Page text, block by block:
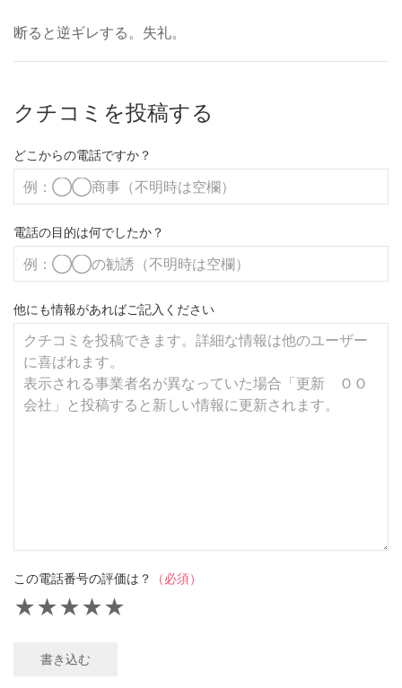
断ると逆ギレする。失礼。
クチコミを投稿する
どこからの電話ですか？
電話の目的は何でしたか？
他にも情報があればご記入ください
この電話番号の評価は？ （必須）
★
★
★
★
★
書き込む